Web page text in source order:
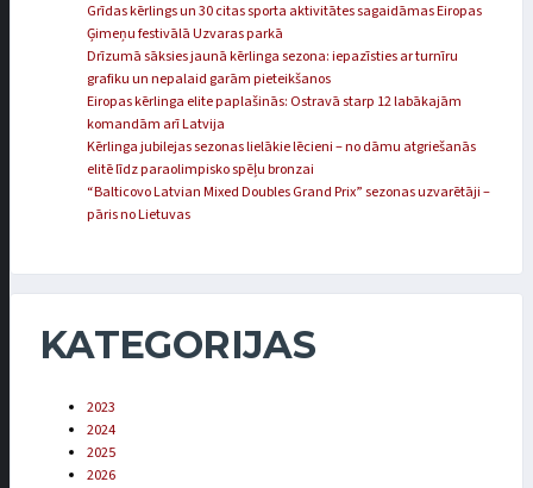
Grīdas kērlings un 30 citas sporta aktivitātes sagaidāmas Eiropas
Ģimeņu festivālā Uzvaras parkā
Drīzumā sāksies jaunā kērlinga sezona: iepazīsties ar turnīru
grafiku un nepalaid garām pieteikšanos
Eiropas kērlinga elite paplašinās: Ostravā starp 12 labākajām
komandām arī Latvija
Kērlinga jubilejas sezonas lielākie lēcieni – no dāmu atgriešanās
elitē līdz paraolimpisko spēļu bronzai
“Balticovo Latvian Mixed Doubles Grand Prix” sezonas uzvarētāji –
pāris no Lietuvas
KATEGORIJAS
2023
2024
2025
2026